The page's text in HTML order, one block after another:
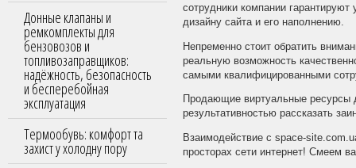
Донные клапаны и
ремкомплекты для
бензовозов и
топливозаправщиков:
надёжность, безопасность
и бесперебойная
эксплуатация
Термообувь: комфорт та
захист у холодну пору
сотрудники компании
дизайну сайта и его наполнению.
Непременно стоит обратить
реальную возможность
самыми квалифицированными
Продающие виртуальные ресурсы
результативностью рассказать
Взаимодействие с space-
просторах сети интернет! Смеем